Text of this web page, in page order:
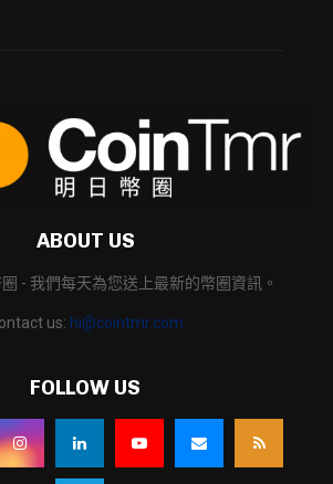
ABOUT US
- 我們每天為您送上最新的幣圈資訊。
us: hi@cointmr.com
FOLLOW US